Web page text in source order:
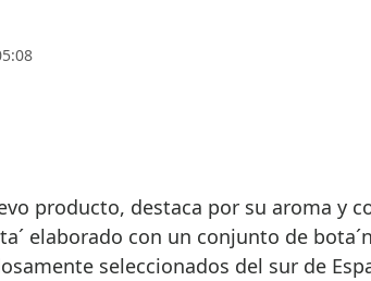
elaborado con un conjunto de
seleccionados del sur de